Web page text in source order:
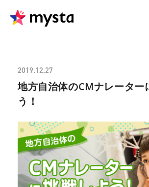
2019.12.27
地方自治体のCMナレーター
う！